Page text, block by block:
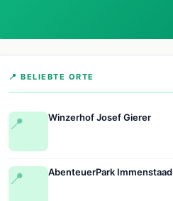
📍 BELIEBTE ORTE
📍 Winzerhof Josef Gierer
📍 AbenteuerPark Immenstaad